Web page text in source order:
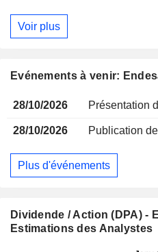
Voir plus
Evénements à venir:
28/10/2026 Présentation
28/10/2026 Publication
Plus d'événements
Dividende / Action (DPA) -
Estimations des Analystes